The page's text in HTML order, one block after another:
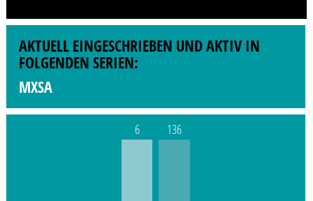
AKTUELL EINGESCHRIEBEN UND AKTIV IN
FOLGENDEN SERIEN:
MXSA
6 136